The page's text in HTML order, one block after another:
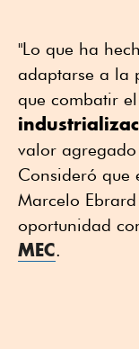
"Lo que ha
adaptarse a la
que combatir
valor
Consideró que
Marcelo
oportunidad
MEC.